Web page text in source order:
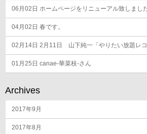
06月02日 ホームページをリニューアル致しまし
04月02日 春です。
02月14日 2月11日 山下純一「やりたい放題レコ
01月25日 canae-華菜枝-さん
Archives
2017年9月
2017年8月